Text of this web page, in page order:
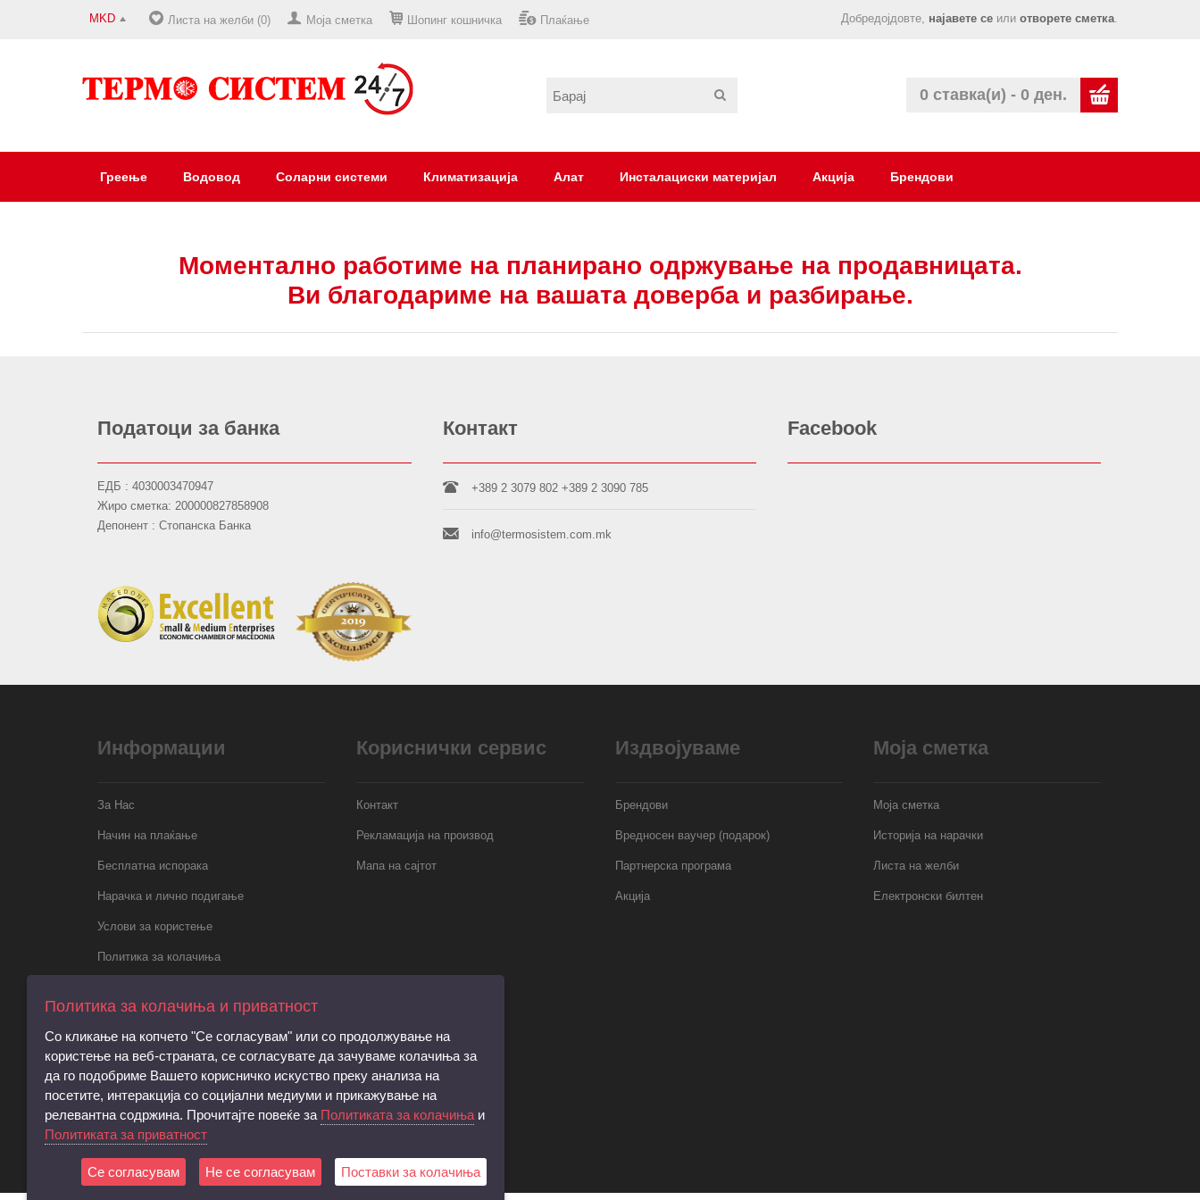
MKD Добредојдовте, најавете се или отворете сметка.
Листа на желби (0) Моја сметка Шопинг кошничка Плаќање
0 ставка(и) - 0 ден.
Греење Водовод Соларни системи Климатизација Алат Инсталациски материјал Акција Брендови
Моментално работиме на планирано одржување на продавницата.
Ви благодариме на вашата доверба и разбирање.
Податоци за банка
ЕДБ : 4030003470947
Жиро сметка: 200000827858908
Депонент : Стопанска Банка
Контакт
+389 2 3079 802 +389 2 3090 785
info@termosistem.com.mk
Facebook
Информации
За Нас
Начин на плаќање
Бесплатна испорака
Нарачка и лично подигање
Услови за користење
Политика за колачиња
Правила за електронски пораки,
регистрација и права на субјектот
Барање за запирање на обработката на
личните податоци
Услови и согласност за директен
маркетинг
Кориснички сервис
Контакт
Рекламација на производ
Мапа на сајтот
Издвојуваме
Брендови
Вредносен ваучер (подарок)
Партнерска програма
Акција
Моја сметка
Моја сметка
Историја на нарачки
Листа на желби
Електронски билтен
Политика за колачиња и приватност
Со кликање на копчето "Се согласувам" или со продолжување на
користење на веб-страната, се согласувате да зачуваме колачиња за
да го подобриме Вашето корисничко искуство преку анализа на
посетите, интеракција со социјални медиуми и прикажување на
релевантна содржина. Прочитајте повеќе за Политиката за колачиња и
Политиката за приватност
Се согласувам Не се согласувам Поставки за колачиња